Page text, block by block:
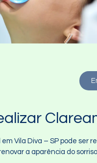
Vila Diva – SP pode ser
a aparência do